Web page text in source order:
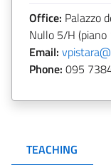
Office: Palazzo
Nullo 5/H (piano
Email:
Phone: 095
TEACHING